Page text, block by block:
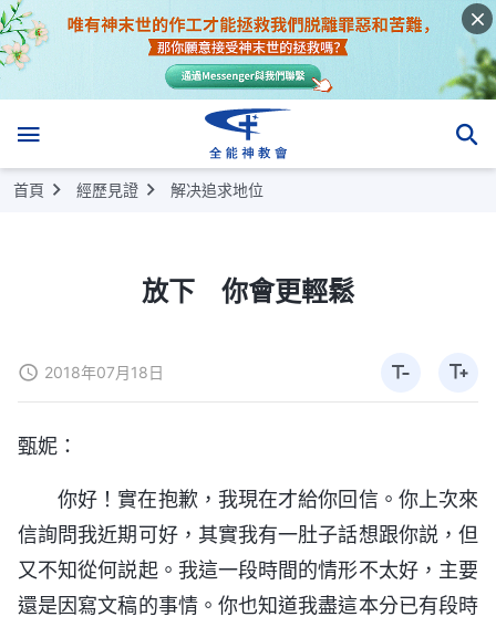
首頁 經歷見證 解决追求地位
放下 你會更輕鬆
2018年07月18日
甄妮：
你好！實在抱歉，我現在才給你回信。你上次來
信詢問我近期可好，其實我有一肚子話想跟你説，但
又不知從何説起。我這一段時間的情形不太好，主要
還是因寫文稿的事情。你也知道我盡這本分已有段時